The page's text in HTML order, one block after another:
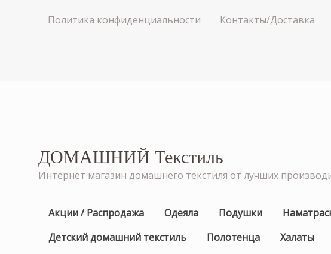
Политика конфиденциальности Контакты/Доставка
ДОМАШНИЙ Текстиль
Интернет магазин домашнего текстиля от лучших
Акции / Распродажа Одеяла Подушки
Детский домашний текстиль
Полотенца Халаты